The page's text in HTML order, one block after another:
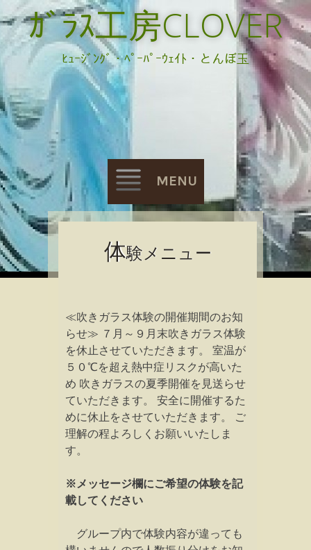
ｶﾞﾗｽ工房CLOVER
ﾋｭｰｼﾞﾝｸﾞ・ﾍﾟｰﾊﾟｰｳｪｲﾄ・とんぼ玉
MENU
to
体験メニュー
≪吹きガラス体験の開催期間のお知
らせ≫ ７月～９月末吹きガラス体験
を休止させていただきます。 室温が
５０℃を超え熱中症リスクが高いた
め 吹きガラスの夏季開催を見送らせ
ていただきます。 安全に開催するた
めに休止をさせていただきます。 ご
理解の程よろしくお願いいたしま
す。
※メッセージ欄にご希望の体験を記
載してください
グループ内で体験内容が違っても